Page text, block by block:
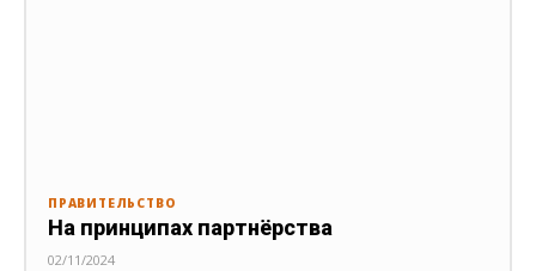
ПРАВИТЕЛЬСТВО
На принципах партнёрства
02/11/2024